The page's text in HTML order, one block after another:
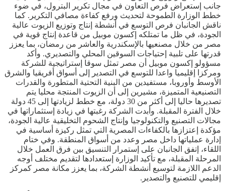
جانب إستعراض فرص التعاون في مجال تكرير البترول، في ضوء
خطط الوزارة الطموحة لتحديث ورفع كفاءة مصافي التكرير. كما
ناقش الجانبان فرص التوسع في أنشطة إنتاج وتوزيع الزيوت عالية
الجودة، في ظل ما تمتلكه إكسون موبيل من قاعدة إنتاج قوية في
مصر من خلال مصنعيها بالإسكندرية والعاشر من رمضان، بما يعزز
قدرتها على تلبية إحتياجات السوقين المحلي والتصديري. وأكد
مسؤولو إكسون موبيل أن مصر تمثل سوقا إستراتيجية للشركة
ومركزا إقليميا واعدا للتوسع في التصدير إلى أسواق أفريقيا والشرق
الأوسط وأوروبا، مستفيدين من البنية التحتية المتطورة والقدرات
التصنيعية المتميزة، مشيرين إلى أن الزيوت المنتجة محليا يتم
تصديرها حاليا إلى أكثر من 30 دولة، مع خطط لزيادتها إلى 45 دولة
خلال الفترة المقبلة. وأبدت الشركة رغبتها في زيادة إستثماراتها في
مجالات التصنيع والتكنولوجيا وإنتاج الشحوم التخليقية عالية الجودة،
مؤكدة إعتزازها بالكفاءات المصرية التي تمثل ركيزة أساسية في
إدارة عملياتها داخل مصر وعدد من أسواق المنطقة. وفي ختام
اللقاء، إتفق الجانبان على إستمرار التنسيق بين فرق العمل خلال
المرحلة المقبلة، مع تأكيد الوزارة إستعدادها لتقديم مختلف أوجه
الدعم اللازمة لتوسيع أنشطة الشركة، بما يعزز مكانة مصر كمركز
إقليمي للتصنيع والتصدير.